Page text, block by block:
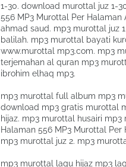
1-30. download murottal juz 1-
556 MP3 Murottal Per Halaman
ahmad saud. mp3 murottal juz
balilah. mp3 murottal bayati
www.murottal mp3.com. mp3
terjemahan al quran mp3
ibrohim elhaq mp3.
mp3 murottal full album mp3
download mp3 gratis murottal
hijaz. mp3 murottal husairi
Halaman 556 MP3 Murottal
mp3 murottal juz 2. mp3
mp3 murottal lagu hijaz mp3